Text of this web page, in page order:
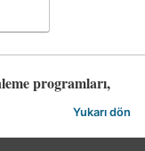
programları,
Yukarı dön